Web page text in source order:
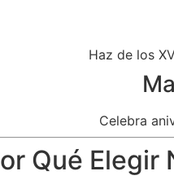
Haz de los
Celebra
Qué Elegir